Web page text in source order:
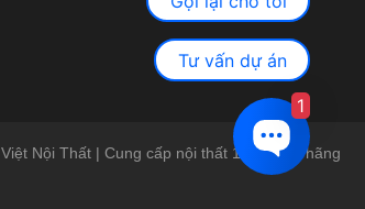
Việt Nội Thất | Cung cấp nội thất 190 chính hãng
Tư vấn dự án
1